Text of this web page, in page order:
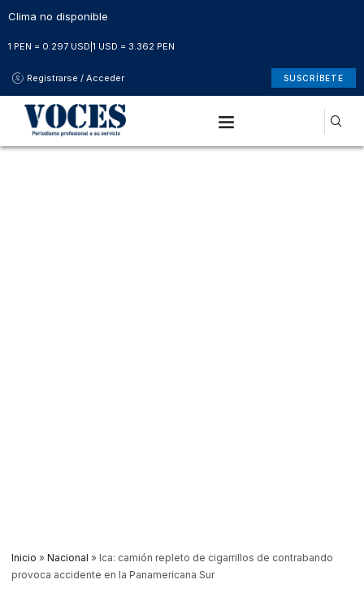
Clima no disponible
1 PEN = 0.297 USD 1 USD = 3.362 PEN
Registrarse / Acceder SUSCRÍBETE
Inicio » Nacional » Ica: camión repleto de cigarrillos de contrabando
provoca accidente en la Panamericana Sur